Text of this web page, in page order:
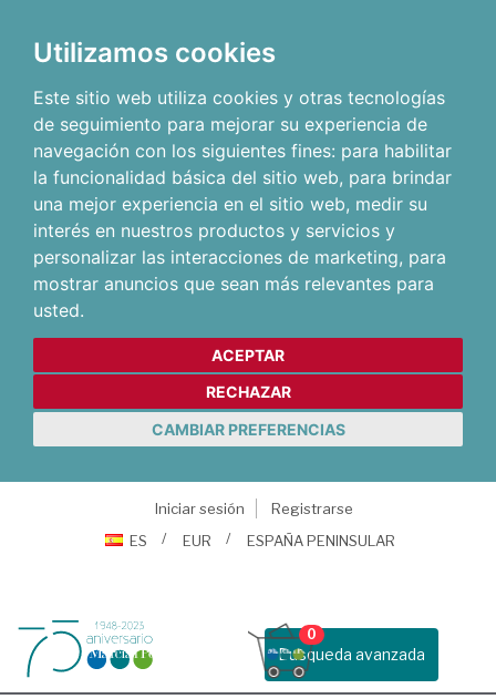
Utilizamos cookies
Este sitio web utiliza cookies y otras tecnologías
de seguimiento para mejorar su experiencia de
navegación con los siguientes fines: para habilitar
la funcionalidad básica del sitio web, para brindar
una mejor experiencia en el sitio web, medir su
interés en nuestros productos y servicios y
personalizar las interacciones de marketing, para
mostrar anuncios que sean más relevantes para
usted.
ACEPTAR
RECHAZAR
CAMBIAR PREFERENCIAS
Iniciar sesión
Registrarse
ES
EUR ESPAÑA PENINSULAR
Busqueda avanzada
0